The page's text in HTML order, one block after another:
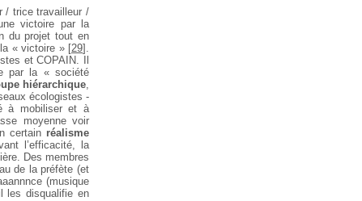
/ trice travailleur /
victoire par la
du projet tout en
« victoire »[29] .
et COPAIN. Il
par la « société
hiérarchique,
écologistes -
à mobiliser et à
moyenne voir
certain réalisme
l’efficacité, la
Des membres
de la préfète (et
(musique
les disqualifie en